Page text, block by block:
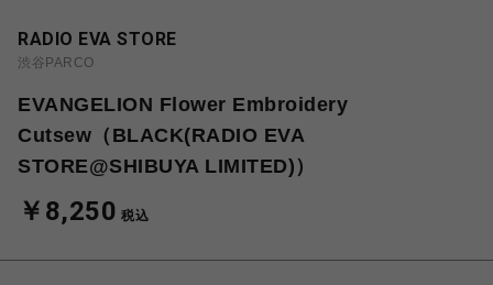
RADIO EVA STORE
渋谷PARCO
EVANGELION Flower Embroidery
Cutsew（BLACK(RADIO EVA
STORE@SHIBUYA LIMITED)）
￥8,250 税込